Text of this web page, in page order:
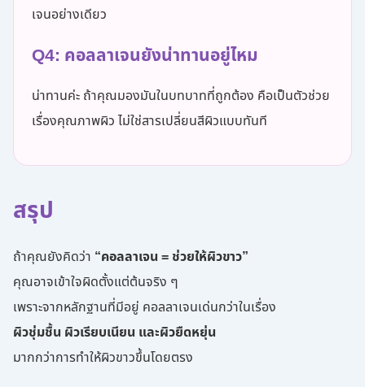
เจนอย่างเดียว
Q4: คอลลาเจนยังน่าทานอยู่ไหม
น่าทานค่ะ ถ้าคุณมองมันในบทบาทที่ถูกต้อง คือเป็นตัวช่วย
เรื่องคุณภาพผิว ไม่ใช่สารเปลี่ยนสีผิวแบบทันที
สรุป
ถ้าคุณยังคิดว่า “คอลลาเจน = ช่วยให้ผิวขาว”
คุณอาจเข้าใจผิดตั้งแต่ต้นจริง ๆ
เพราะจากหลักฐานที่มีอยู่ คอลลาเจนเด่นกว่าในเรื่อง
ผิวชุ่มชื้น ผิวเรียบเนียน และผิวยืดหยุ่น
มากกว่าการทำให้ผิวขาวขึ้นโดยตรง